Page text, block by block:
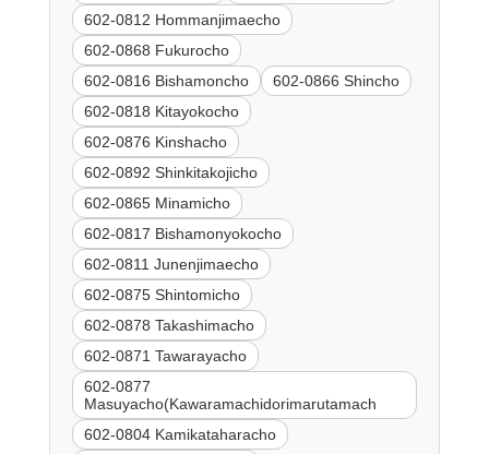
602-0812 Hommanjimaecho
602-0868 Fukurocho
602-0816 Bishamoncho
602-0866 Shincho
602-0818 Kitayokocho
602-0876 Kinshacho
602-0892 Shinkitakojicho
602-0865 Minamicho
602-0817 Bishamonyokocho
602-0811 Junenjimaecho
602-0875 Shintomicho
602-0878 Takashimacho
602-0871 Tawarayacho
602-0877
Masuyacho(Kawaramachidorimarutamach
602-0804 Kamikataharacho